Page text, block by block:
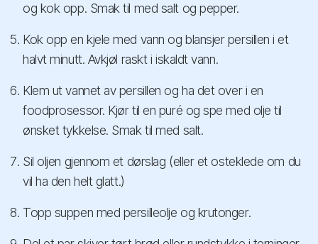
og kok opp. Smak til med salt og pepper.
Kok opp en kjele med vann og blansjer persillen i et
halvt minutt. Avkjøl raskt i iskaldt vann.
Klem ut vannet av persillen og ha det over i en
foodprosessor. Kjør til en puré og spe med olje til
ønsket tykkelse. Smak til med salt.
Sil oljen gjennom et dørslag (eller et osteklede om du
vil ha den helt glatt.)
Topp suppen med persilleolje og krutonger.